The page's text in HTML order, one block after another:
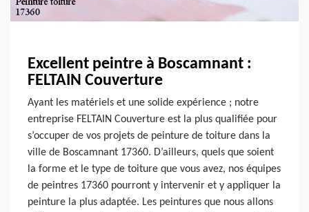
Excellent peintre à Boscamnant :
FELTAIN Couverture
Ayant les matériels et une solide expérience ; notre
entreprise FELTAIN Couverture est la plus qualifiée pour
s’occuper de vos projets de peinture de toiture dans la
ville de Boscamnant 17360. D’ailleurs, quels que soient
la forme et le type de toiture que vous avez, nos équipes
de peintres 17360 pourront y intervenir et y appliquer la
peinture la plus adaptée. Les peintures que nous allons